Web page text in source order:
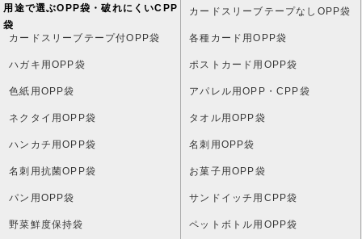
片面白OPP袋
名刺用OPP袋
透明手提げ袋
ガゼットOPP袋
用途で選ぶOPP袋・破れにくいCPP
袋
カードスリーブテープなしOPP袋
カードスリーブテープ付OPP袋 各種カード用OPP袋
ハガキ用OPP袋 ポストカード用OPP袋
色紙用OPP袋 アパレル用OPP・CPP袋
ネクタイ用OPP袋 タオル用OPP袋
ハンカチ用OPP袋 名刺用OPP袋
名刺用抗菌OPP袋 お菓子用OPP袋
パン用OPP袋 サンドイッチ用CPP袋
野菜鮮度保持袋 ペットボトル用OPP袋